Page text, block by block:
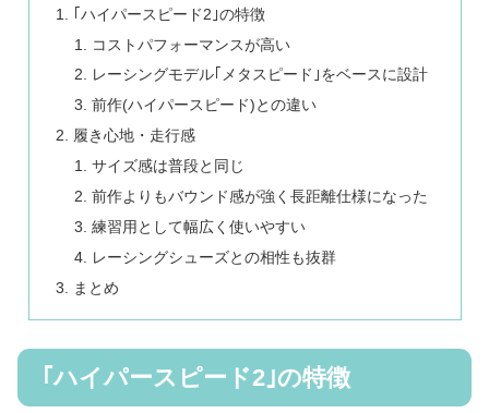
｢ハイパースピード2｣の特徴
コストパフォーマンスが高い
レーシングモデル｢メタスピード｣をベースに設計
前作(ハイパースピード)との違い
履き心地・走行感
サイズ感は普段と同じ
前作よりもバウンド感が強く長距離仕様になった
練習用として幅広く使いやすい
レーシングシューズとの相性も抜群
まとめ
｢ハイパースピード2｣の特徴